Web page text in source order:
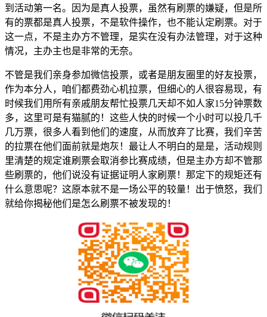
到活动第一名。因为是真人投票，虽然有刷票的嫌疑，但是所
有的票都是真人投票，不是软件操作，也不能认定刷票。对于
这一点，不是主办方不管理，是实在没有办法管理，对于这种
情况，主办主也是非常的无奈。
不管是我们亲身参加微信投票，或者是朋友圈里的好友投票，
作为本分人，咱们都费劲心机拉票，但细心的人很容易现，有
时候我们用所有亲戚朋友帮忙投票几天却不如人家15分钟票数
多，这里可是有猫腻的！这些人快的时候一个小时可以投几千
几万票，很多人看到他们的速度，从而放弃了比赛，我们辛苦
的拉票在他们面前就是炮灰！最让人不明白的是是，活动规则
里清楚的规定谁刷票会取消参比赛成绩，但是主办方却不管那
些刷票的，他们说没有证据证明人家刷票！那定下的规矩还有
什么意思呢？这原本就不是一场公平的较量！出于愤怒，我们
就给你揭秘他们是怎么刷票不被发现的！